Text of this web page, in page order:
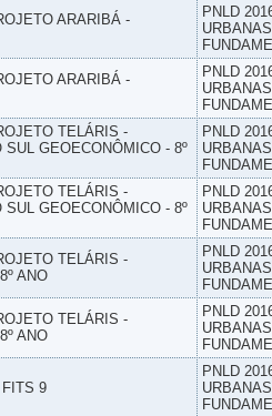
ARARIBÁ -
PNLD
ARARIBÁ -
PNLD
TELÁRIS -
SUL GEOECONÔMICO - 8º
PNLD
TELÁRIS -
SUL GEOECONÔMICO - 8º
PNLD
TELÁRIS -
ANO
PNLD
TELÁRIS -
ANO
PNLD
FITS 9
PNLD